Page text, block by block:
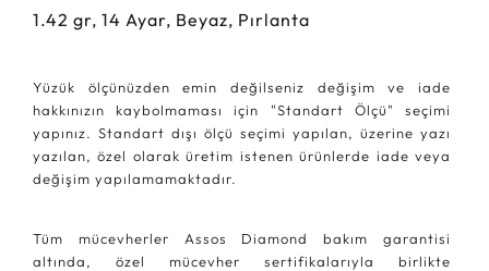
1.42 gr, 14 Ayar, Beyaz, Pırlanta
Yüzük ölçünüzden emin değilseniz değişim ve iade
hakkınızın kaybolmaması için "Standart Ölçü" seçimi
yapınız. Standart dışı ölçü seçimi yapılan, üzerine yazı
yazılan, özel olarak üretim istenen ürünlerde iade veya
değişim yapılamamaktadır.
Tüm mücevherler Assos Diamond bakım garantisi
altında, özel mücevher sertifikalarıyla birlikte